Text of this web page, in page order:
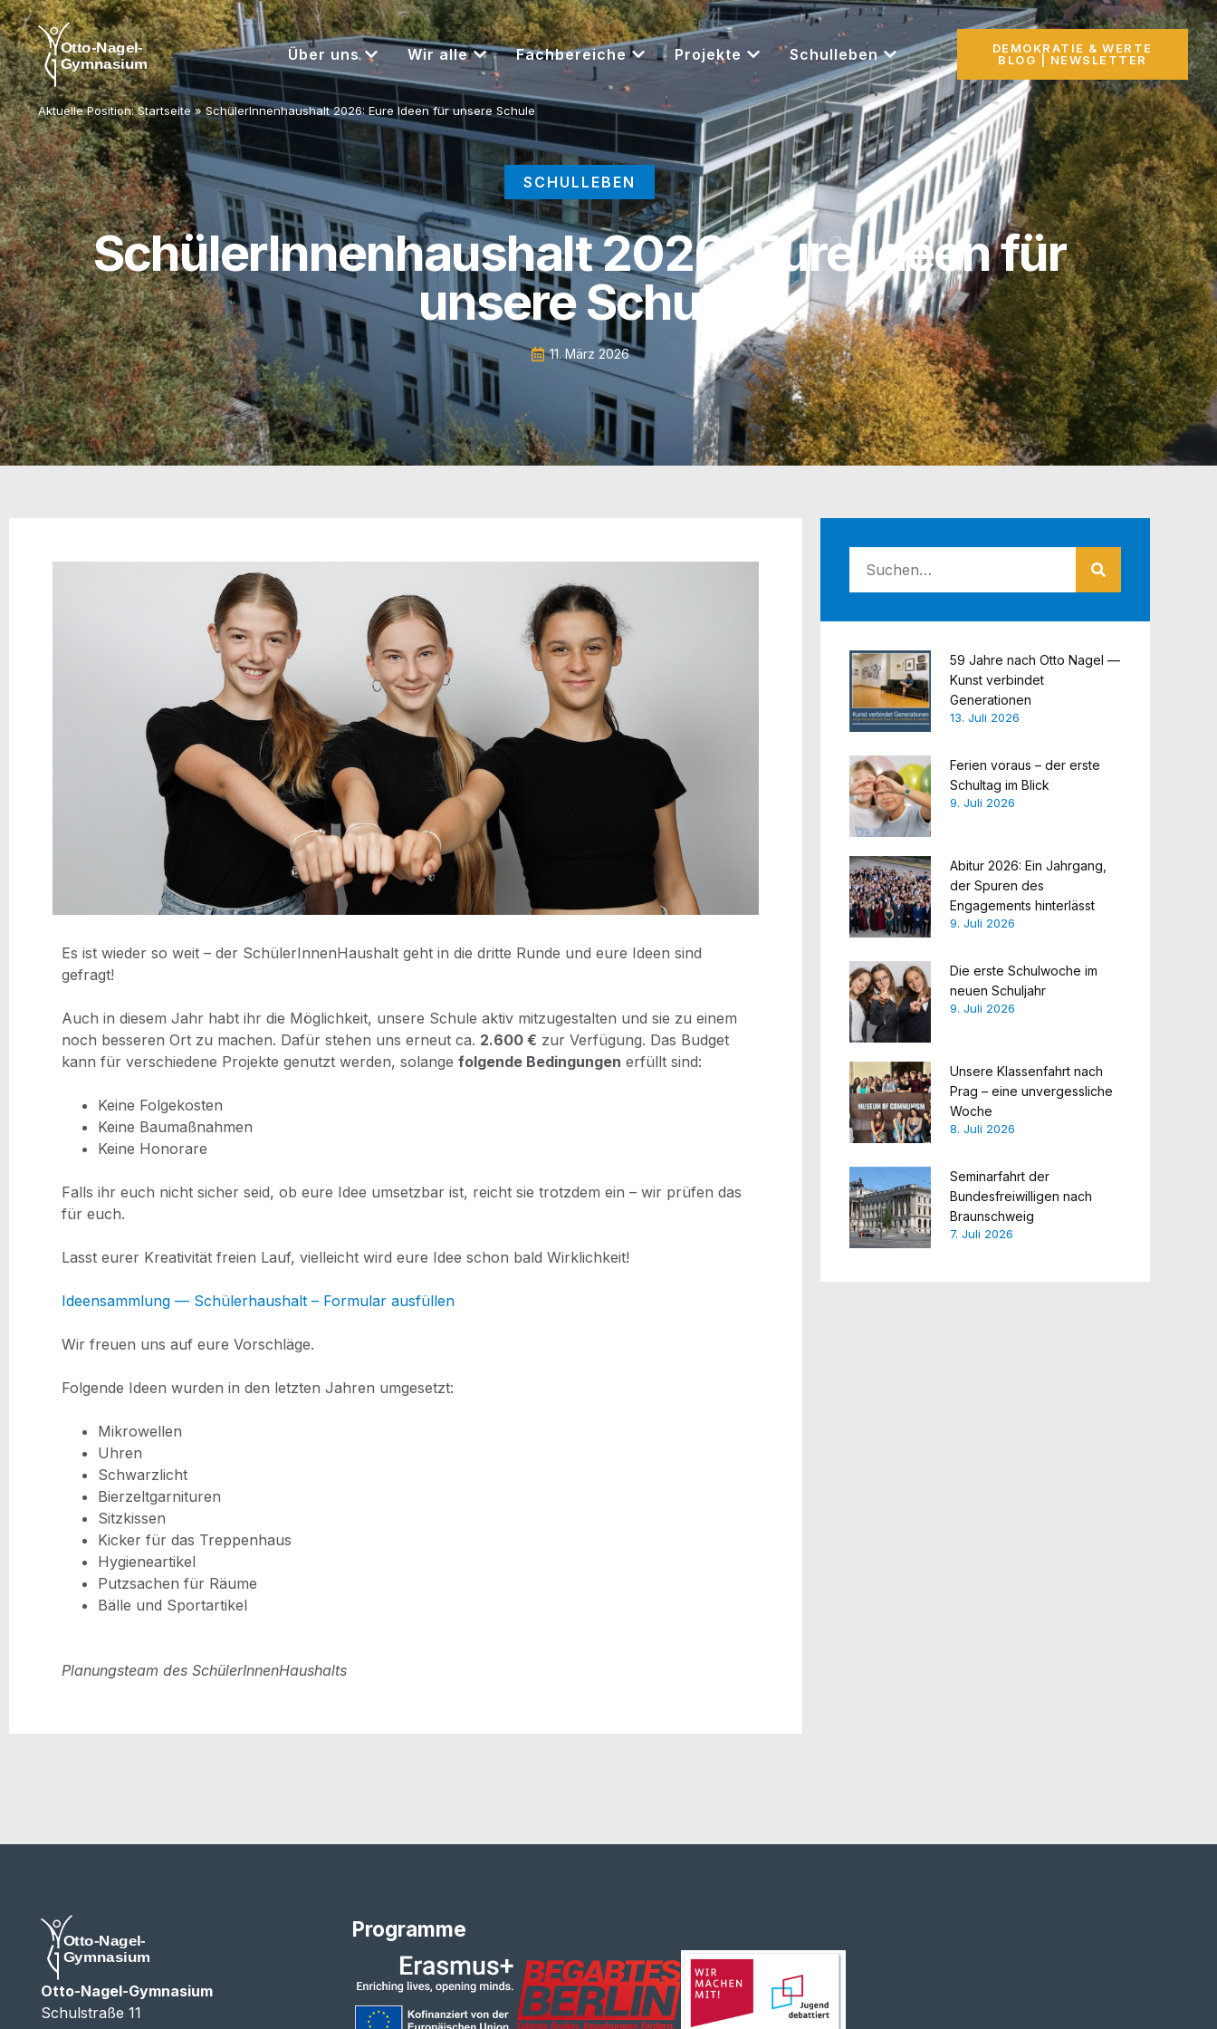
Über uns Wir alle Fachbereiche Projekte Schulleben
DEMOKRATIE & WERTE
BLOG | NEWSLETTER
Aktuelle Position:Startseite»SchülerInnenhaushalt 2026: Eure Ideen für unsere Schule
SCHULLEBEN
SchülerInnenhaushalt 2026: Eure Ideen für
unsere Schule
11. März 2026
Es ist wie­der so weit – der Schü­le­rIn­nen­Haus­halt geht in die drit­te Run­de und eure Ideen sind
gefragt!
Auch in die­sem Jahr habt ihr die Mög­lich­keit, unse­re Schu­le aktiv mit­zu­ge­stal­ten und sie zu einem
noch bes­se­ren Ort zu machen. Dafür ste­hen uns erneut ca. 2.600 € zur Ver­fü­gung. Das Bud­get
kann für ver­schie­de­ne Pro­jek­te genutzt wer­den, solan­ge fol­gen­de Bedin­gun­gen erfüllt sind:
Kei­ne Folgekosten
Kei­ne Baumaßnahmen
Kei­ne Honorare
Falls ihr euch nicht sicher seid, ob eure Idee umsetz­bar ist, reicht sie trotz­dem ein – wir prü­fen das
für euch.
Lasst eurer Krea­ti­vi­tät frei­en Lauf, viel­leicht wird eure Idee schon bald Wirklichkeit!
Ideen­samm­lung — Schü­ler­haus­halt – For­mu­lar ausfüllen
Wir freu­en uns auf eure Vorschläge.
Fol­gen­de Ideen wur­den in den letz­ten Jah­ren umgesetzt:
Mikro­wel­len
Uhren
Schwarz­licht
Bier­zelt­gar­ni­tu­ren
Sitz­kis­sen
Kicker für das Treppenhaus
Hygie­ne­ar­ti­kel
Putz­sa­chen für Räume
Bäl­le und Sportartikel
Pla­nungs­team des SchülerInnenHaushalts
59 Jahre nach Otto Nagel —
Kunst verbindet
Generationen
13. Juli 2026
Ferien voraus – der erste
Schultag im Blick
9. Juli 2026
Abitur 2026: Ein Jahrgang,
der Spuren des
Engagements hinterlässt
9. Juli 2026
Die erste Schulwoche im
neuen Schuljahr
9. Juli 2026
Unsere Klassenfahrt nach
Prag – eine unvergessliche
Woche
8. Juli 2026
Seminarfahrt der
Bundesfreiwilligen nach
Braunschweig
7. Juli 2026
Otto-Nagel-Gymnasium
Schulstraße 11
Programme